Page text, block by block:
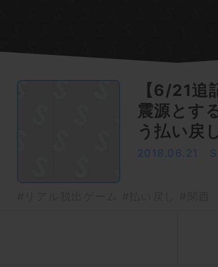
【6/21追
震源とす
う払い戻
2018.06.21